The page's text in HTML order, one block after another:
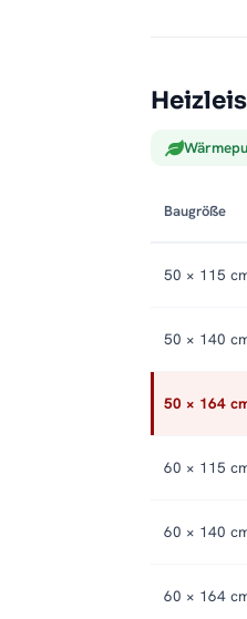
Baugröße
50 × 115
50 × 140
50 × 164
60 × 115
60 × 140
60 × 164